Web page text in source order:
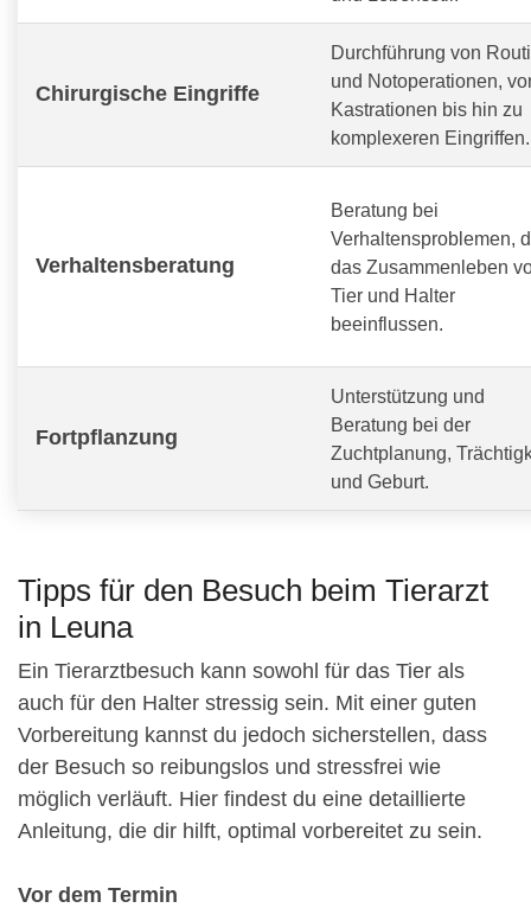
Chirurgische Eingriffe
Durchführung von
und Notoperationen,
Kastrationen bis hin zu
komplexeren Eingriffen.
Verhaltensberatung
Beratung bei
Verhaltensproblemen,
das Zusammenleben
Tier und Halter
beeinflussen.
Fortpflanzung
Unterstützung und
Beratung bei der
Zuchtplanung,
und Geburt.
Tipps für den Besuch beim Tierarzt
in Leuna
Ein Tierarztbesuch kann sowohl für das Tier als
auch für den Halter stressig sein. Mit einer guten
Vorbereitung kannst du jedoch sicherstellen, dass
der Besuch so reibungslos und stressfrei wie
möglich verläuft. Hier findest du eine detaillierte
Anleitung, die dir hilft, optimal vorbereitet zu sein.
Vor dem Termin